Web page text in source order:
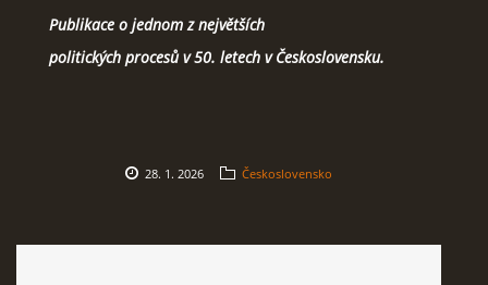
Publikace o jednom z největších
politických procesů v 50. letech v Československu.
28. 1. 2026 Československo